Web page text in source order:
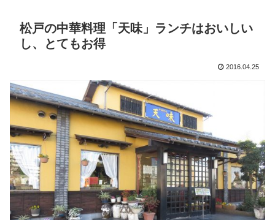
松戸の中華料理「天味」ランチはおいしい
し、とてもお得
2016.04.25